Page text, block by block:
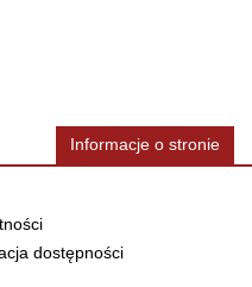
Informacje o stronie
dostępności